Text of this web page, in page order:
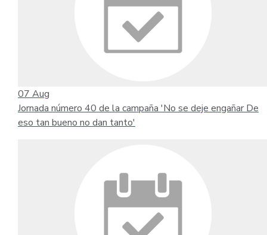
07 Aug
Jornada número 40 de la campaña 'No se deje engañar De
eso tan bueno no dan tanto'